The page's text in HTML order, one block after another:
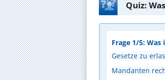
Quiz:
Frage 1/5:
Gesetze zu
Mandanten